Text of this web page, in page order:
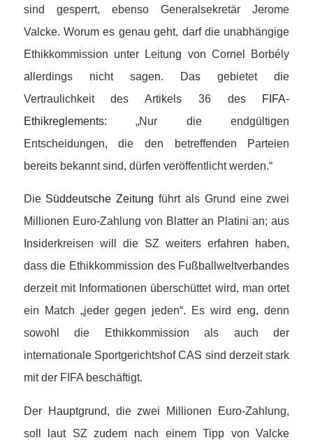
sind gesperrt, ebenso Generalsekretär Jerome
Valcke. Worum es genau geht, darf die unabhängige
Ethikkommission unter Leitung von Cornel Borbély
allerdings nicht sagen. Das gebietet die
Vertraulichkeit des Artikels 36 des FIFA-
Ethikreglements: „Nur die endgültigen
Entscheidungen, die den betreffenden Parteien
bereits bekannt sind, dürfen veröffentlicht werden.“
Die Süddeutsche Zeitung führt als Grund eine zwei
Millionen Euro-Zahlung von Blatter an Platini an; aus
Insiderkreisen will die SZ weiters erfahren haben,
dass die Ethikkommission des Fußballweltverbandes
derzeit mit Informationen überschüttet wird, man ortet
ein Match „jeder gegen jeden“. Es wird eng, denn
sowohl die Ethikkommission als auch der
internationale Sportgerichtshof CAS sind derzeit stark
mit der FIFA beschäftigt.
Der Hauptgrund, die zwei Millionen Euro-Zahlung,
soll laut SZ zudem nach einem Tipp von Valcke